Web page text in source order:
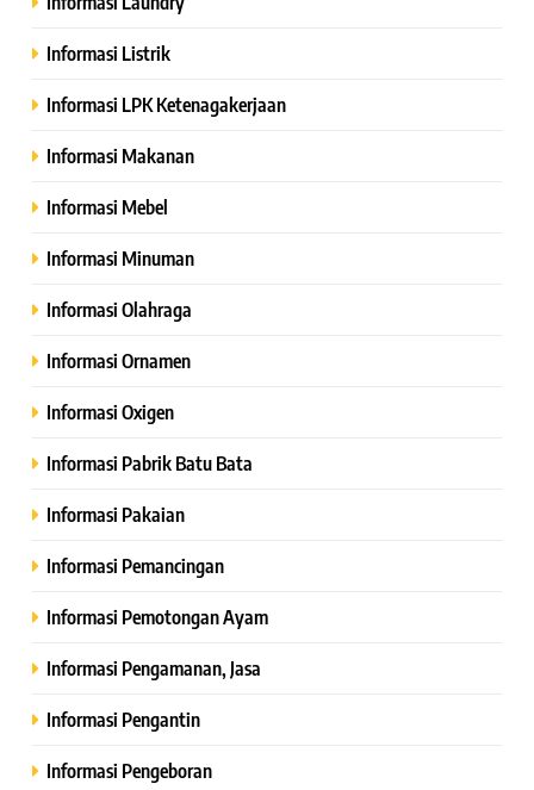
Informasi Listrik
Informasi LPK Ketenagakerjaan
Informasi Makanan
Informasi Mebel
Informasi Minuman
Informasi Olahraga
Informasi Ornamen
Informasi Oxigen
Informasi Pabrik Batu Bata
Informasi Pakaian
Informasi Pemancingan
Informasi Pemotongan Ayam
Informasi Pengamanan, Jasa
Informasi Pengantin
Informasi Pengeboran